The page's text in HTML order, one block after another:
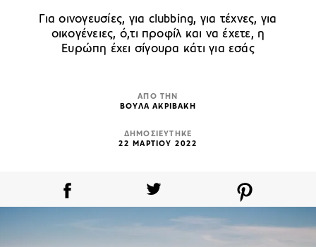
Για οινογευσίες, για clubbing, για τέχνες, για
οικογένειες, ό,τι προφίλ και να έχετε, η
Ευρώπη έχει σίγουρα κάτι για εσάς
ΑΠΟ ΤΗΝ
ΒΟΥΛΑ ΑΚΡΙΒΑΚΗ
ΔΗΜΟΣΙΕΥΤΗΚΕ
22 ΜΑΡΤΙΟΥ 2022